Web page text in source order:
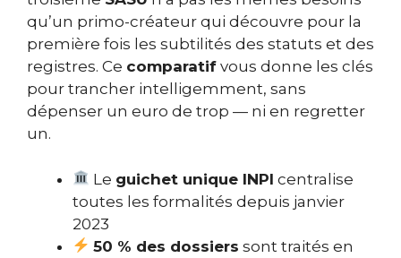
qu’un primo-créateur qui découvre pour la
première fois les subtilités des statuts et des
registres. Ce comparatif vous donne les clés
pour trancher intelligemment, sans
dépenser un euro de trop — ni en regretter
un.
Le guichet unique INPI centralise
toutes les formalités depuis janvier
2023
50 % des dossiers sont traités en